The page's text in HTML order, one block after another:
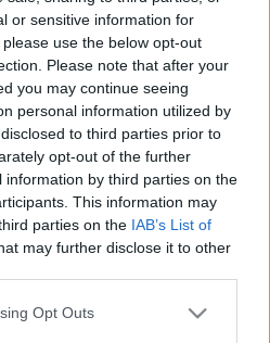
or sensitive information for
use the below opt-out
Please note that after your
you may continue seeing
personal information utilized by
to third parties prior to
opt-out of the further
by third parties on the
This information may
parties on the IAB’s List of
may further disclose it to other
app uses one or more Google
Opt Outs
ΕΘΝΟΣ στη Google
την Επιτροπή Ελέγχου
οι δηλώσεις
(« πόθεν έσχες »)
για το έτος 2025
ταστοιχεία
για τον